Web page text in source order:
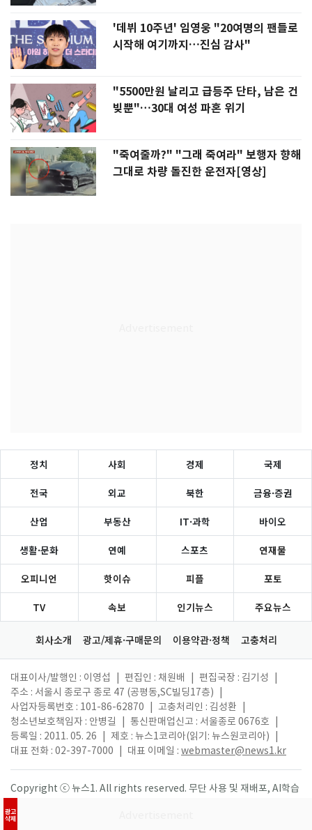
'데뷔 10주년' 임영웅 "20여명의 팬들로
시작해 여기까지…진심 감사"
"5500만원 날리고 급등주 단타, 남은 건
빚뿐"…30대 여성 파혼 위기
"죽여줄까?" "그래 죽여라" 보행자 향해
그대로 차량 돌진한 운전자[영상]
광고
삭제
정치 사회 경제 국제
전국 외교 북한 금융·증권
산업 부동산 IT·과학 바이오
생활·문화 연예 스포츠 연재물
오피니언 핫이슈 피플 포토
TV 속보 인기뉴스 주요뉴스
회사소개 광고/제휴·구매문의 이용약관·정책 고충처리
대표이사/발행인 : 이영섭 편집인 : 채원배 편집국장 : 김기성
주소 : 서울시 종로구 종로 47 (공평동,SC빌딩17층)
사업자등록번호 : 101-86-62870
고충처리인 : 김성환
청소년보호책임자 : 안병길
통신판매업신고 : 서울종로 0676호
등록일 : 2011. 05. 26
제호 : 뉴스1코리아(읽기: 뉴스원코리아)
대표 전화 : 02-397-7000
대표 이메일 : webmaster@news1.kr
Copyright ⓒ 뉴스1. All rights reserved. 무단 사용 및 재배포, AI학습